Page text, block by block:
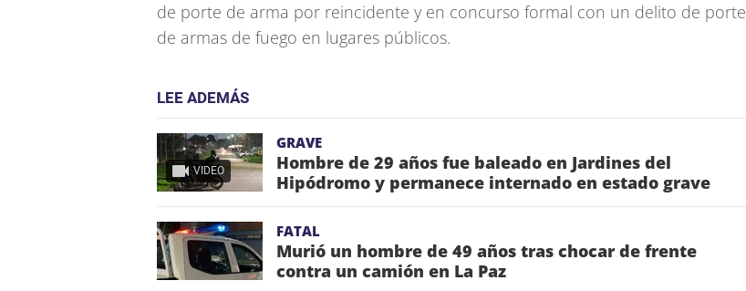
de porte de arma por reincidente y en concurso formal con un delito de porte
de armas de fuego en lugares públicos.
LEE ADEMÁS
VIDEO
GRAVE
Hombre de 29 años fue baleado en Jardines del
Hipódromo y permanece internado en estado grave
FATAL
Murió un hombre de 49 años tras chocar de frente
contra un camión en La Paz